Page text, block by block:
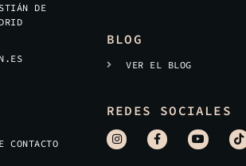
DE
CONTACTO
BLOG
VER EL BLOG
REDES SOCIALES